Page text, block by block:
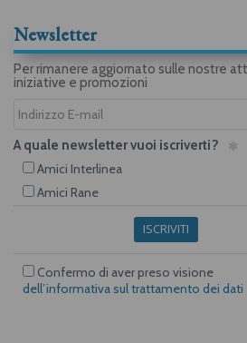
Newsletter
Per rimanere aggiornato sulle nostre
iniziative e promozioni
A quale newsletter vuoi iscriverti?
Amici Interlinea
Amici Rane
ISCRIVITI
Confermo di aver preso visione
dell’informativa sul trattamento dei dati